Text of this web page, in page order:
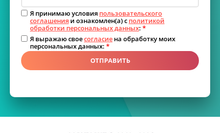
Я принимаю условия пользовательского
соглашения и ознакомлен(а) с политикой
обработки персональных данных: *
Я выражаю своесогласие на обработку моих
персональных данных: *
ОТПРАВИТЬ